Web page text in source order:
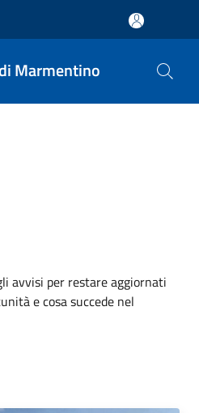
Marmentino
avvisi per restare aggiornati
e cosa succede nel